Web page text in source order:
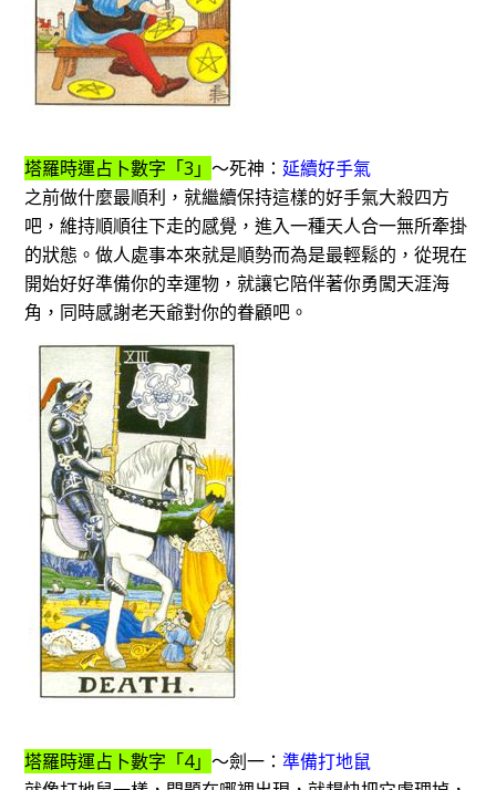
塔羅時運占卜數字「3」 ～死神： 延續好手氣
之前做什麼最順利，就繼續保持這樣的好手氣大殺四方
吧，維持順順往下走的感覺，進入一種天人合一無所牽掛
的狀態。做人處事本來就是順勢而為是最輕鬆的，從現在
開始好好準備你的幸運物，就讓它陪伴著你勇闖天涯海
角，同時感謝老天爺對你的眷顧吧。
塔羅時運占卜數字「4」 ～劍一： 準備打地鼠